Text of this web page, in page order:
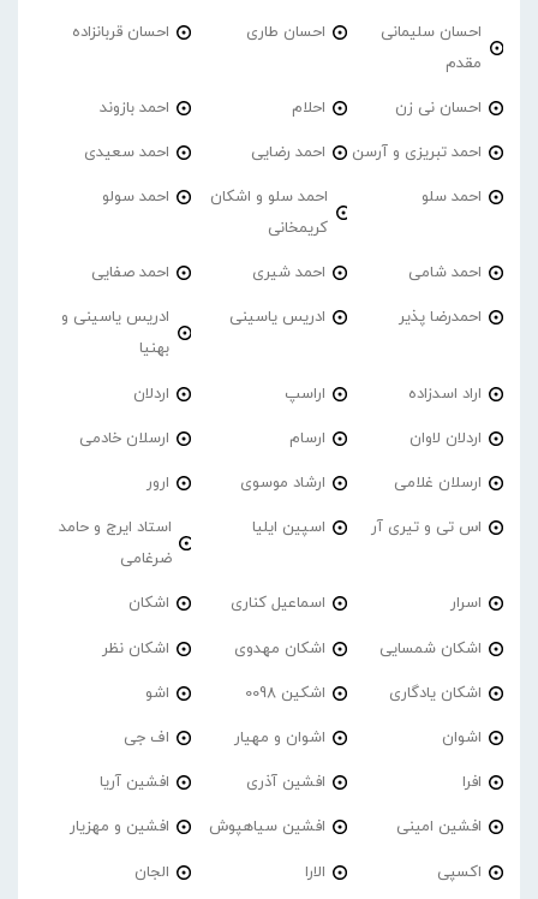
احسان سلیمانی
مقدم
احسان طاری احسان قربانزاده
احسان نی زن احلام احمد بازوند
احمد تبریزی و آرسن احمد‌ رضایی احمد سعیدی
احمد سلو
احمد سلو و اشکان
کریمخانی
احمد سولو
احمد شامی احمد شیری احمد صفایی
احمدرضا پذیر ادریس یاسینی
ادریس یاسینی و
بهنیا
اراد اسدزاده اراسپ اردلان
اردلان لاوان ارسام ارسلان خادمی
ارسلان غلامی ارشاد موسوی ارور
اس تی و تیری آر اسپین ایلیا
استاد ایرج و حامد
ضرغامی
اسرار اسماعیل کناری اشکان
اشکان شمسایی اشکان مهدوی اشکان نظر
اشکان یادگاری اشکین 0098 اشو
اشوان اشوان و مهیار اف جی
افرا افشین آذری افشین آریا
افشین امینی افشین سیاهپوش افشین و مهزیار
اکسپی الارا الجان